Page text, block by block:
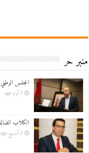
منبر حر
المجلس
3 أيام ago
الكلاب
3 أسابيع ago